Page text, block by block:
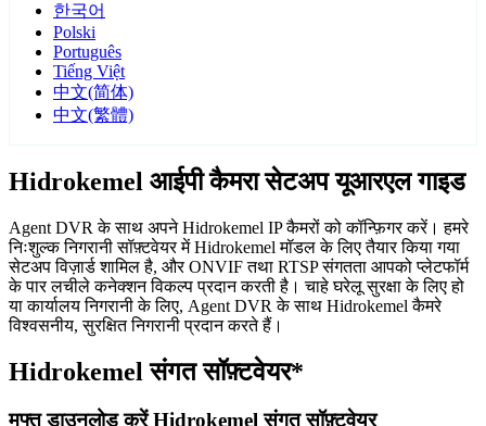
한국어
Polski
Português
Tiếng Việt
中文(简体)
中文(繁體)
Hidrokemel आईपी कैमरा सेटअप यूआरएल गाइड
Agent DVR के साथ अपने Hidrokemel IP कैमरों को कॉन्फ़िगर करें। हमरे
निःशुल्क निगरानी सॉफ़्टवेयर में Hidrokemel मॉडल के लिए तैयार किया गया
सेटअप विज़ार्ड शामिल है, और ONVIF तथा RTSP संगतता आपको प्लेटफॉर्म
के पार लचीले कनेक्शन विकल्प प्रदान करती है। चाहे घरेलू सुरक्षा के लिए हो
या कार्यालय निगरानी के लिए, Agent DVR के साथ Hidrokemel कैमरे
विश्वसनीय, सुरक्षित निगरानी प्रदान करते हैं।
Hidrokemel संगत सॉफ़्टवेयर*
मुफ्त डाउनलोड करें Hidrokemel संगत सॉफ़्टवेयर